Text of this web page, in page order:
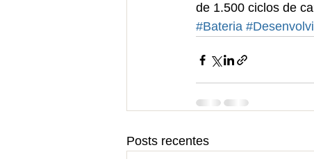
de 1.500 ciclos de
#Bateria
Posts recentes